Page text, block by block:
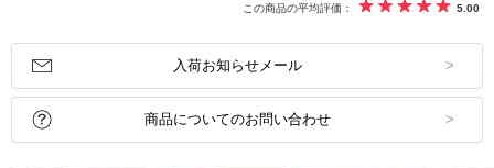
この商品の平均評価： 5.00
入荷お知らせメール
商品についてのお問い合わせ